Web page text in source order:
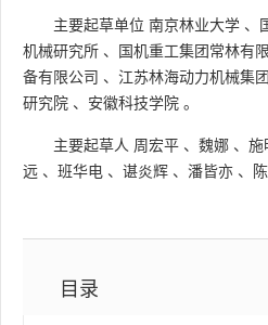
主要起草单位 南京林业大学 、
机械研究所 、 国机重工集团常林有
备有限公司 、 江苏林海动力机械集
研究院 、 安徽科技学院 。
主要起草人 周宏平 、 魏娜 、 施
远 、 班华电 、 谌炎辉 、 潘皆亦 、
目录